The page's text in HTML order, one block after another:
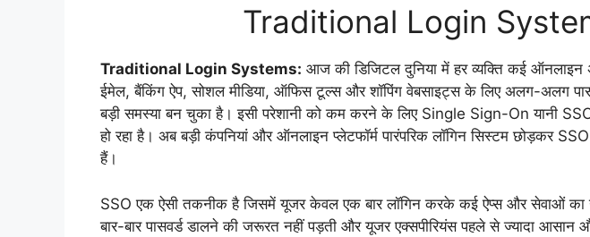
Traditional Login
Traditional Login Systems: आज की डिजिटल दुनिया में हर व्यक्ति कई
ईमेल, बैंकिंग ऐप, सोशल मीडिया, ऑफिस टूल्स और शॉपिंग वेबसाइट्स के लिए अलग-अलग
बड़ी समस्या बन चुका है। इसी परेशानी को कम करने के लिए Single Sign-On यानी
हो रहा है। अब बड़ी कंपनियां और ऑनलाइन प्लेटफॉर्म पारंपरिक लॉगिन सिस्टम छोड़कर
हैं।
SSO एक ऐसी तकनीक है जिसमें यूजर केवल एक बार लॉगिन करके कई ऐप्स और सेवाओं
बार-बार पासवर्ड डालने की जरूरत नहीं पड़ती और यूजर एक्सपीरियंस पहले से ज्यादा आसान